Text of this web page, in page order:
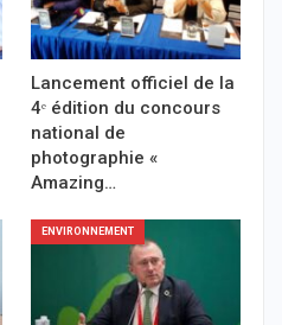
Lancement officiel de la
4ᵉ édition du concours
national de
photographie «
Amazing…
ENVIRONNEMENT